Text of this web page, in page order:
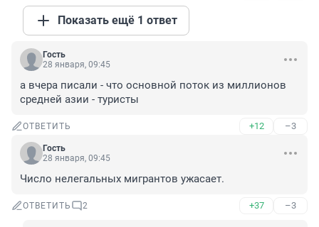
Показать ещё 1 ответ
Гость
28 января, 09:45
а вчера писали - что основной поток из миллионов
средней азии - туристы
ОТВЕТИТЬ +12 –3
Гость
28 января, 09:45
Число нелегальных мигрантов ужасает.
ОТВЕТИТЬ 2 +37 –3